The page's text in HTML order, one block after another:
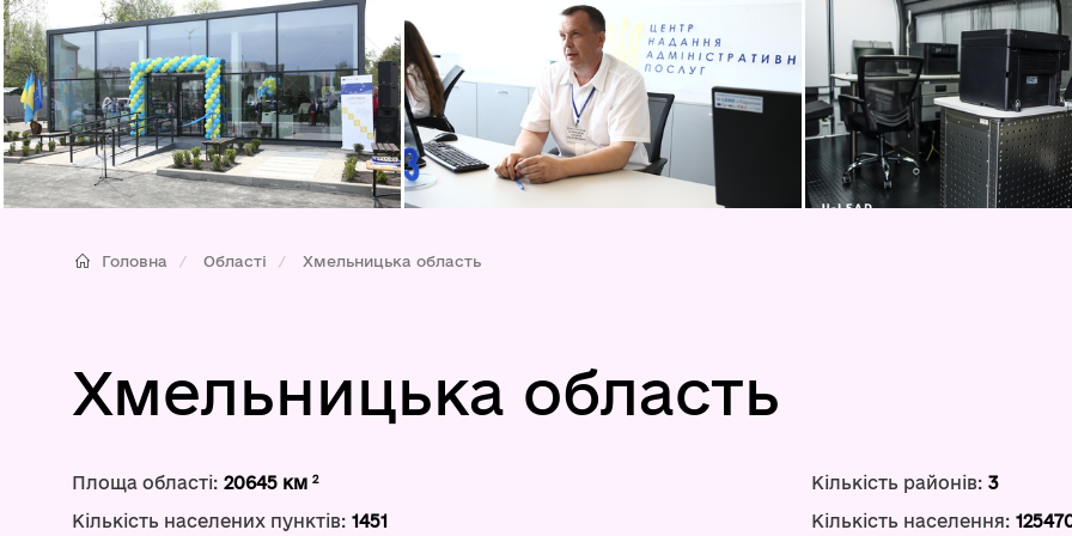
Головна Області Хмельницька область
Хмельницька область
Площа області: 20645 км 2 Кількість районів: 3
Кількість населених пунктів: 1451 Кількість населення: